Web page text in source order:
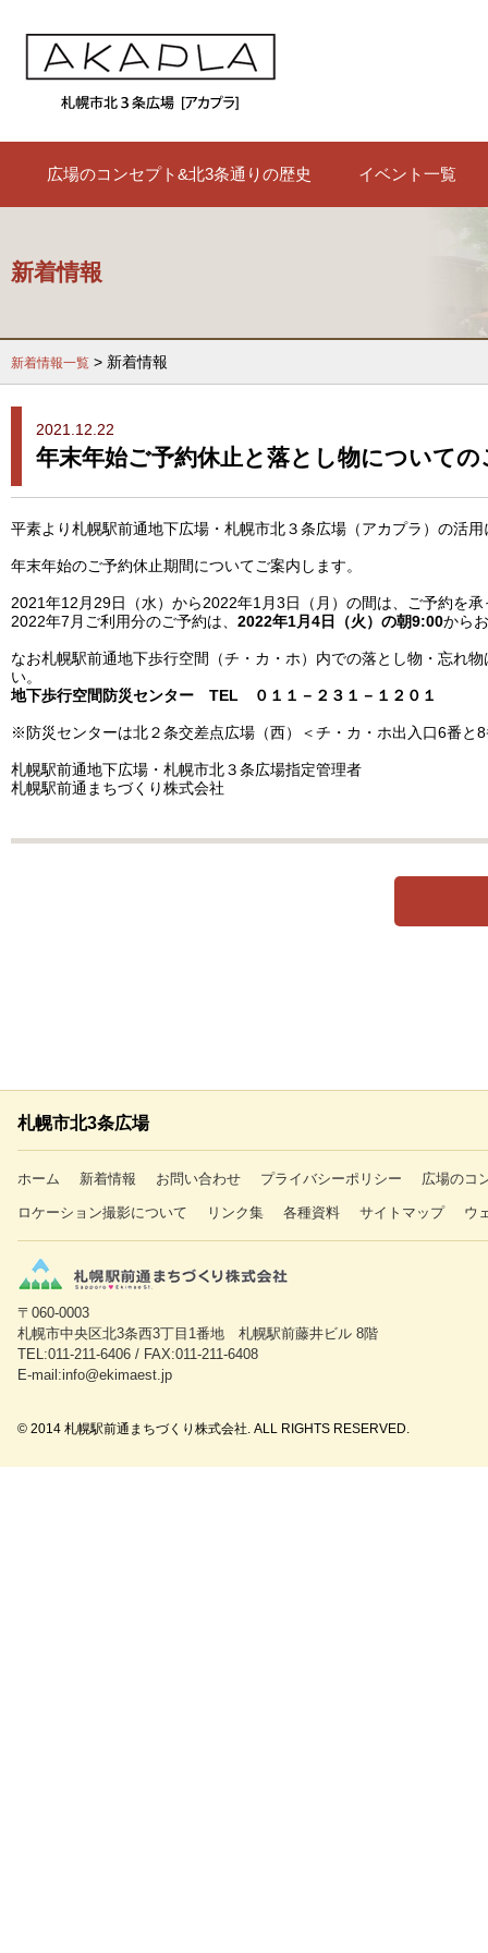
広場のコンセプト&北3条通りの歴史 イベント一覧
新着情報
新着情報一覧 > 新着情報
2021.12.22
年末年始ご予約休止と落とし物についての
平素より札幌駅前通地下広場・札幌市北３条広場（アカプラ）の活
年末年始のご予約休止期間についてご案内します。
2021年12月29日（水）から2022年1月3日（月）の間は、ご予約を
2022年7月ご利用分のご予約は、 2022年1月4日（火）の朝9:00から
なお札幌駅前通地下歩行空間（チ・カ・ホ）内での落とし物・忘れ
い。
地下歩行空間防災センター TEL ０１１－２３１－１２０１
※防災センターは北２条交差点広場（西）＜チ・カ・ホ出入口6番と
札幌駅前通地下広場・札幌市北３条広場指定管理者
札幌駅前通まちづくり株式会社
札幌市北3条広場
ホーム 新着情報 お問い合わせ プライバシーポリシー 広場のコ
ロケーション撮影について リンク集 各種資料 サイトマップ ウ
〒060-0003
札幌市中央区北3条西3丁目1番地 札幌駅前藤井ビル 8階
TEL:011-211-6406 / FAX:011-211-6408
E-mail:info@ekimaest.jp
© 2014 札幌駅前通まちづくり株式会社. ALL RIGHTS RESERVED.